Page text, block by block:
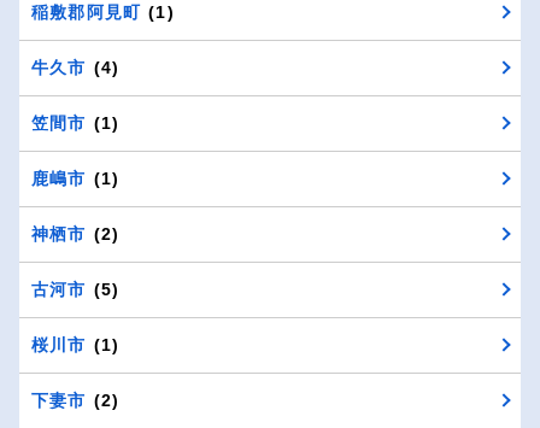
稲敷郡阿見町 (1)
牛久市 (4)
笠間市 (1)
鹿嶋市 (1)
神栖市 (2)
古河市 (5)
桜川市 (1)
下妻市 (2)